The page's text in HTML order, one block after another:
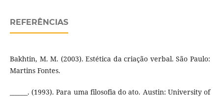
REFERÊNCIAS
Bakhtin, M. M. (2003). Estética da criação verbal. São Paulo:
Martins Fontes.
______. (1993). Para uma filosofia do ato. Austin: University of